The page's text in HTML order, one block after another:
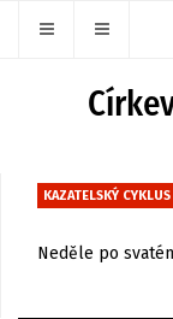
KAZATELSKÝ CYKLUS
Neděle po